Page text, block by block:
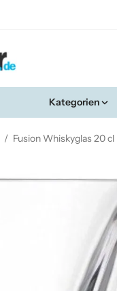
Kategorien
/ Fusion Whiskyglas 20 cl